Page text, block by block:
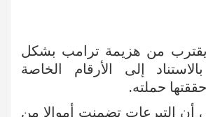
يقترب من هزيمة ترامب بشكل
إلى الأرقام الخاصة
حملته.
التبرعات تضمنت أموالا من